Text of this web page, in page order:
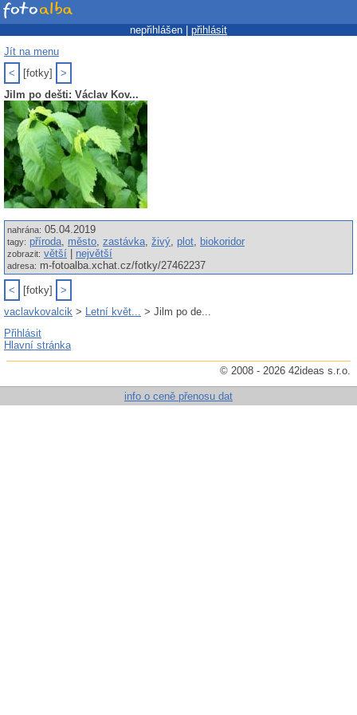
nepřihlášen | přihlásit
Jít na menu
<
[fotky]
>
Jilm po dešti: Václav Kov...
nahrána: 05.04.2019
tagy: příroda, město, zastávka, živý, plot, biokoridor
zobrazit: větší největší
adresa: m-fotoalba.xchat.cz/fotky/27462237
< [fotky]
>
vaclavkovalcik > Letní květ... > Jilm po de...
Přihlásit
Hlavní stránka
© 2008 - 2026 42ideas s.r.o.
info o ceně přenosu dat